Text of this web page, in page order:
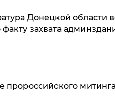
Донецкой области
захвата
пророссийского